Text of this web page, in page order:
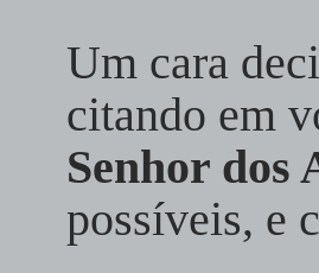
Um cara
citando em
Senhor dos
possíveis, e